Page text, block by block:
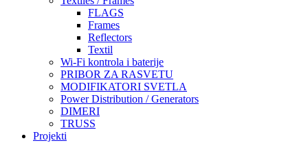
FLAGS
Frames
Reflectors
Textil
Wi-Fi kontrola i baterije
PRIBOR ZA RASVETU
MODIFIKATORI SVETLA
Power Distribution / Generators
DIMERI
TRUSS
Projekti